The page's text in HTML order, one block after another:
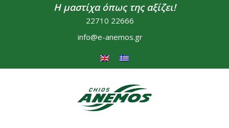
Η μαστίχα όπως της αξίζει!
22710 22666
info@e-anemos.gr